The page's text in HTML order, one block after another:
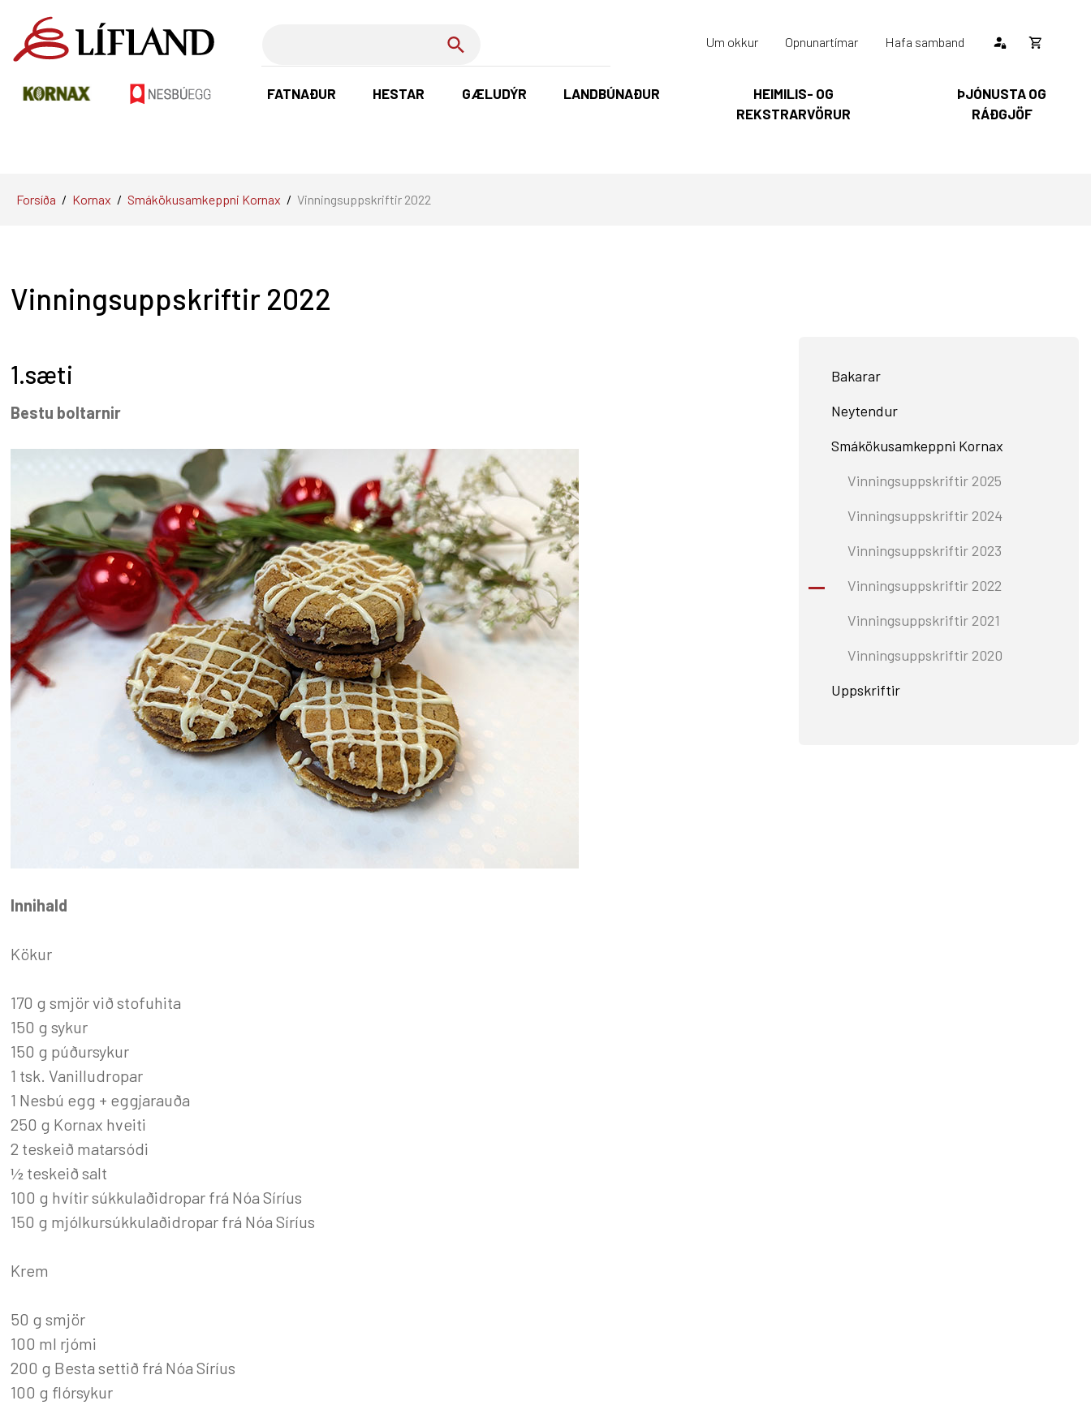
FATNAÐUR HESTAR GÆLUDÝR LANDBÚNAÐUR
HEIMILIS- OG
REKSTRARVÖRUR
ÞJÓNUSTA OG
RÁÐGJÖF
Um okkur Opnunartímar Hafa samband
Opna
Karfan þín
Forsíða / Kornax / Smákökusamkeppni Kornax / Vinningsuppskriftir 2022
Vinningsuppskriftir 2022
1.sæti
Bestu boltarnir
Innihald
Kökur
170 g smjör við stofuhita
150 g sykur
150 g púðursykur
1 tsk. Vanilludropar
1 Nesbú egg + eggjarauða
250 g Kornax hveiti
2 teskeið matarsódi
½ teskeið salt
100 g hvítir súkkulaðidropar frá Nóa Síríus
150 g mjólkursúkkulaðidropar frá Nóa Síríus
Krem
50 g smjör
100 ml rjómi
200 g Besta settið frá Nóa Síríus
100 g flórsykur
Bakarar
Neytendur
Smákökusamkeppni Kornax
Vinningsuppskriftir 2025
Vinningsuppskriftir 2024
Vinningsuppskriftir 2023
Vinningsuppskriftir 2022
Vinningsuppskriftir 2021
Vinningsuppskriftir 2020
Uppskriftir